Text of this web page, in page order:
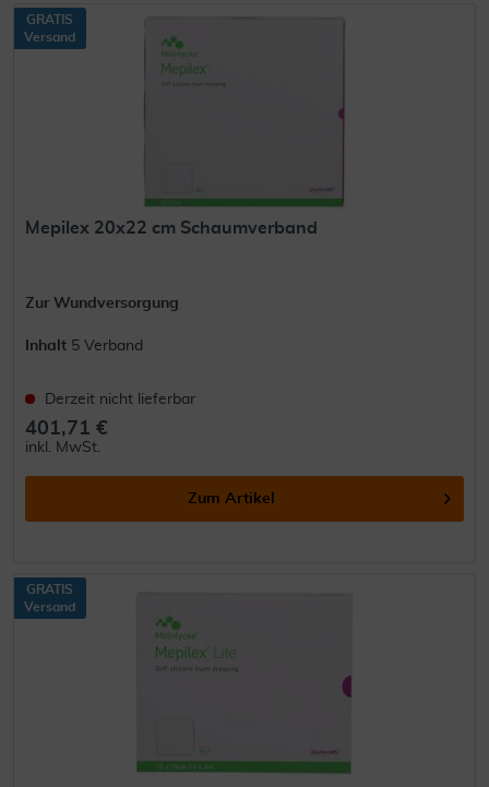
GRATIS
Versand
Mepilex 20x22 cm Schaumverband
Zur Wundversorgung
Inhalt 5 Verband
Derzeit nicht lieferbar
401,71 €
inkl. MwSt.
Zum Artikel
GRATIS
Versand